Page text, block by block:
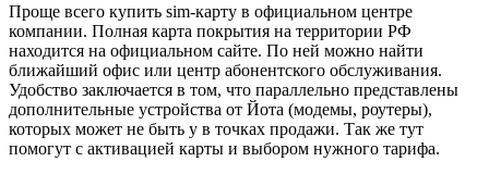
Проще всего купить sim-карту в официальном центре
компании. Полная карта покрытия на территории РФ
находится на официальном сайте. По ней можно найти
ближайший офис или центр абонентского обслуживания.
Удобство заключается в том, что параллельно представлены
дополнительные устройства от Йота (модемы, роутеры),
которых может не быть у в точках продажи. Так же тут
помогут с активацией карты и выбором нужного тарифа.